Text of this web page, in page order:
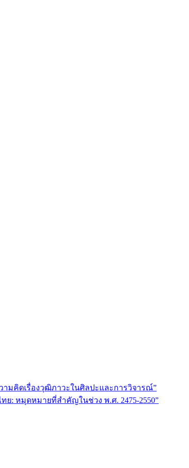
ามคิดเรื่องวุฒิภาวะในศิลปะและการวิจารณ์”
: หมุดหมายที่สำคัญในช่วง พ.ศ. 2475-2550”